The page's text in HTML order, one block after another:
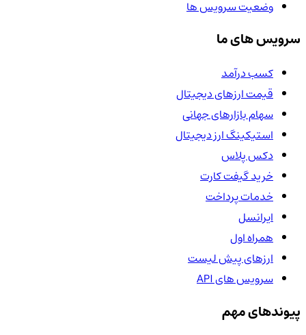
وضعیت سرویس ها
سرویس های ما
کسب درآمد
قیمت ارزهای دیجیتال
سهام بازارهای جهانی
استیکینگ ارز دیجیتال
دکس پلاس
خرید گیفت کارت
خدمات پرداخت
ایرانسل
همراه اول
ارزهای پیش لیست
سرویس های API
پیوندهای مهم